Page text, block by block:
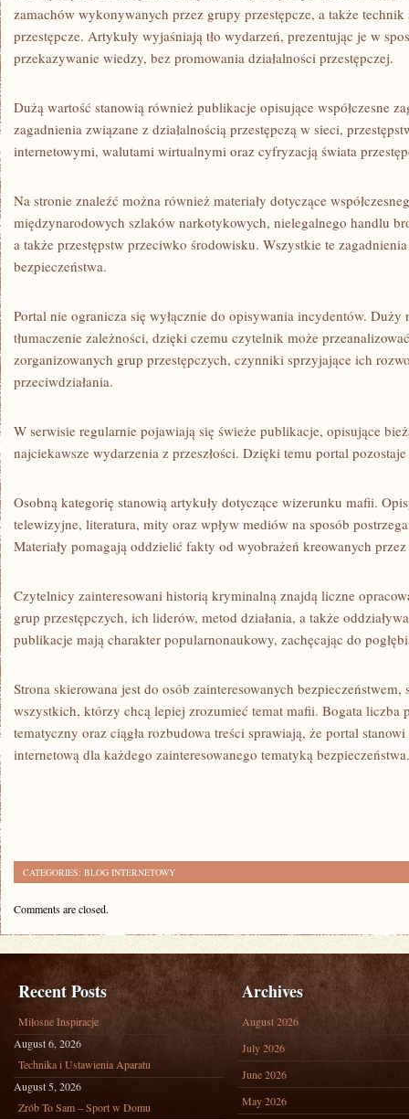
zamachów wykonywanych przez grupy przestępcze, a także
przestępcze. Artykuły wyjaśniają tło wydarzeń, prezentując je w
przekazywanie wiedzy, bez promowania działalności przestępczej.
Dużą wartość stanowią również publikacje opisujące współczesne
zagadnienia związane z działalnością przestępczą w sieci,
internetowymi, walutami wirtualnymi oraz cyfryzacją świata
Na stronie znaleźć można również materiały dotyczące
międzynarodowych szlaków narkotykowych, nielegalnego handlu
a także przestępstw przeciwko środowisku. Wszystkie te
bezpieczeństwa.
Portal nie ogranicza się wyłącznie do opisywania incydentów. Duży
tłumaczenie zależności, dzięki czemu czytelnik może
zorganizowanych grup przestępczych, czynniki sprzyjające ich
przeciwdziałania.
W serwisie regularnie pojawiają się świeże publikacje, opisujące
najciekawsze wydarzenia z przeszłości. Dzięki temu portal
Osobną kategorię stanowią artykuły dotyczące wizerunku mafii.
telewizyjne, literatura, mity oraz wpływ mediów na sposób
Materiały pomagają oddzielić fakty od wyobrażeń kreowanych
Czytelnicy zainteresowani historią kryminalną znajdą liczne
grup przestępczych, ich liderów, metod działania, a także
publikacje mają charakter popularnonaukowy, zachęcając do
Strona skierowana jest do osób zainteresowanych
wszystkich, którzy chcą lepiej zrozumieć temat mafii. Bogata liczba
tematyczny oraz ciągła rozbudowa treści sprawiają, że portal
internetową dla każdego zainteresowanego tematyką bezpieczeństwa.
CATEGORIES: BLOG INTERNETOWY
Comments are closed.
Recent Posts
Miłosne Inspiracje
August 6, 2026
Technika i Ustawienia Aparatu
August 5, 2026
Zrób To Sam – Sport w Domu
Archives
August 2026
July 2026
June 2026
May 2026